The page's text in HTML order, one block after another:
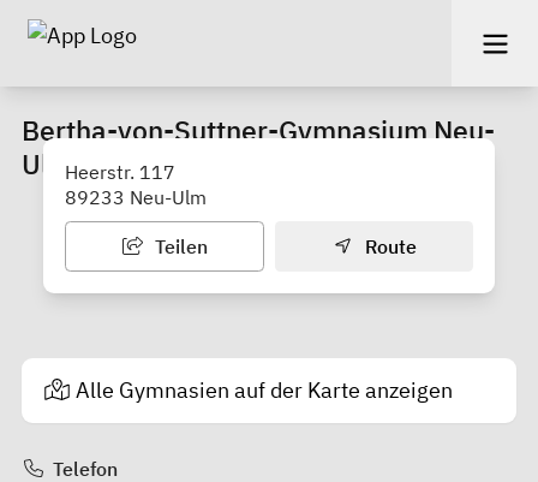
Bertha-von-Suttner-Gymnasium Neu-
UlmHeerstr. 117
89233 Neu-Ulm
Teilen Route
Alle Gymnasien auf der Karte anzeigen
Telefon